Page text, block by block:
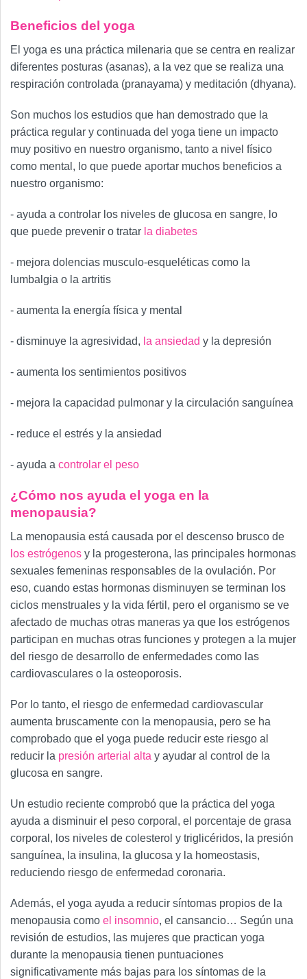
Beneficios del yoga
El yoga es una práctica milenaria que se centra en realizar
diferentes posturas (asanas), a la vez que se realiza una
respiración controlada (pranayama) y meditación (dhyana).
Son muchos los estudios que han demostrado que la
práctica regular y continuada del yoga tiene un impacto
muy positivo en nuestro organismo, tanto a nivel físico
como mental, lo que puede aportar muchos beneficios a
nuestro organismo:
- ayuda a controlar los niveles de glucosa en sangre, lo
que puede prevenir o tratar la diabetes
- mejora dolencias musculo-esqueléticas como la
lumbalgia o la artritis
- aumenta la energía física y mental
- disminuye la agresividad, la ansiedad y la depresión
- aumenta los sentimientos positivos
- mejora la capacidad pulmonar y la circulación sanguínea
- reduce el estrés y la ansiedad
- ayuda a controlar el peso
¿Cómo nos ayuda el yoga en la
menopausia?
La menopausia está causada por el descenso brusco de
los estrógenos y la progesterona, las principales hormonas
sexuales femeninas responsables de la ovulación. Por
eso, cuando estas hormonas disminuyen se terminan los
ciclos menstruales y la vida fértil, pero el organismo se ve
afectado de muchas otras maneras ya que los estrógenos
participan en muchas otras funciones y protegen a la mujer
del riesgo de desarrollo de enfermedades como las
cardiovasculares o la osteoporosis.
Por lo tanto, el riesgo de enfermedad cardiovascular
aumenta bruscamente con la menopausia, pero se ha
comprobado que el yoga puede reducir este riesgo al
reducir la presión arterial alta y ayudar al control de la
glucosa en sangre.
Un estudio reciente comprobó que la práctica del yoga
ayuda a disminuir el peso corporal, el porcentaje de grasa
corporal, los niveles de colesterol y triglicéridos, la presión
sanguínea, la insulina, la glucosa y la homeostasis,
reduciendo riesgo de enfermedad coronaria.
Además, el yoga ayuda a reducir síntomas propios de la
menopausia como el insomnio, el cansancio… Según una
revisión de estudios, las mujeres que practican yoga
durante la menopausia tienen puntuaciones
significativamente más bajas para los síntomas de la